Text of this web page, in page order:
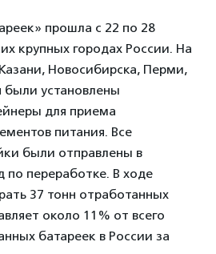
прошла с 22 по 28
крупных городах России. На
Новосибирска, Перми,
были установлены
для приема
питания. Все
были отправлены в
по переработке. В ходе
37 тонн отработанных
около 11% от всего
батареек в России за